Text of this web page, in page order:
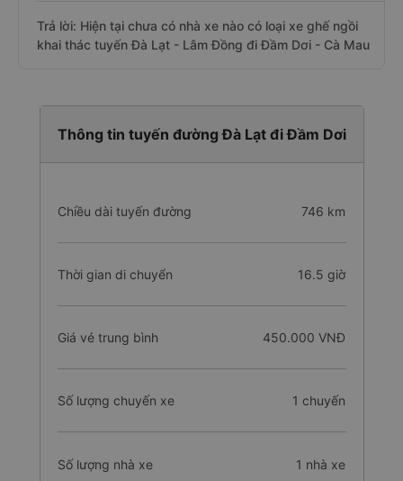
Trả lời: Hiện tại chưa có nhà xe nào có loại xe ghế ngồi
khai thác tuyến Đà Lạt - Lâm Đồng đi Đầm Dơi - Cà Mau
Thông tin tuyến đường Đà Lạt đi Đầm Dơi
Chiều dài tuyến đường 746 km
Thời gian di chuyển 16.5 giờ
Giá vé trung bình 450.000 VNĐ
Số lượng chuyến xe 1 chuyến
Số lượng nhà xe 1 nhà xe